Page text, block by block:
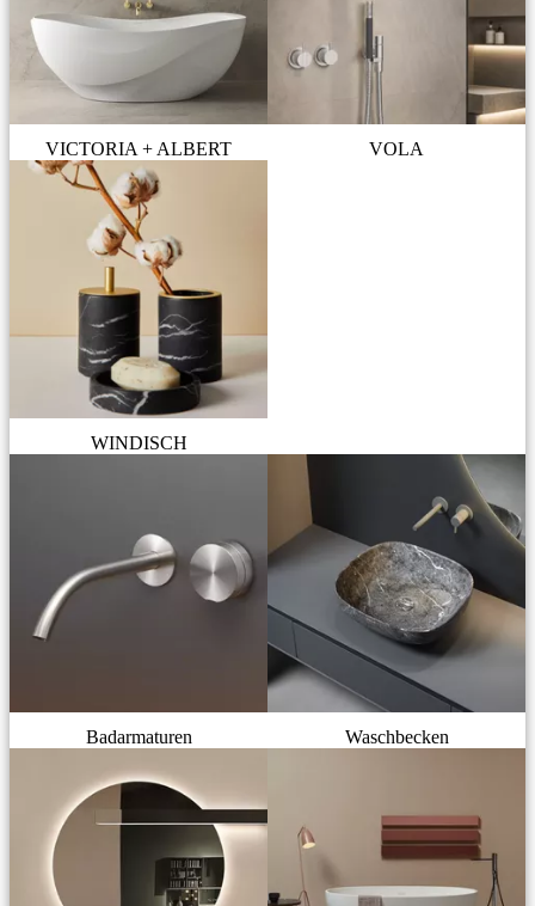
VICTORIA + ALBERT VOLA
WINDISCH
Badarmaturen Waschbecken